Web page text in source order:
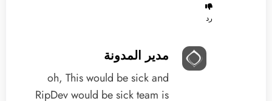
رد
مدير المدونة
oh, This would be sick and
RipDev would be sick team is